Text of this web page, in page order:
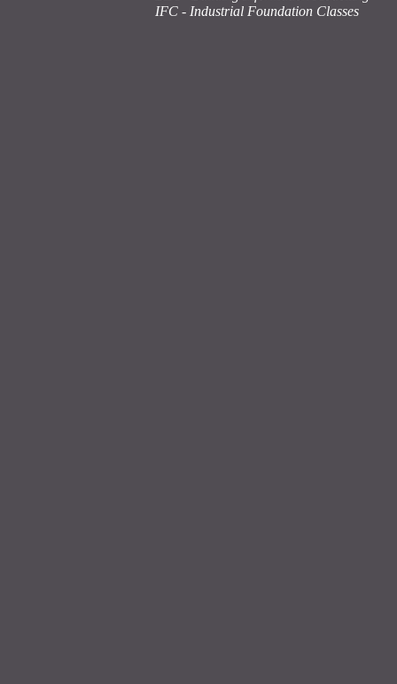
IFC - Industrial Foundation Classes